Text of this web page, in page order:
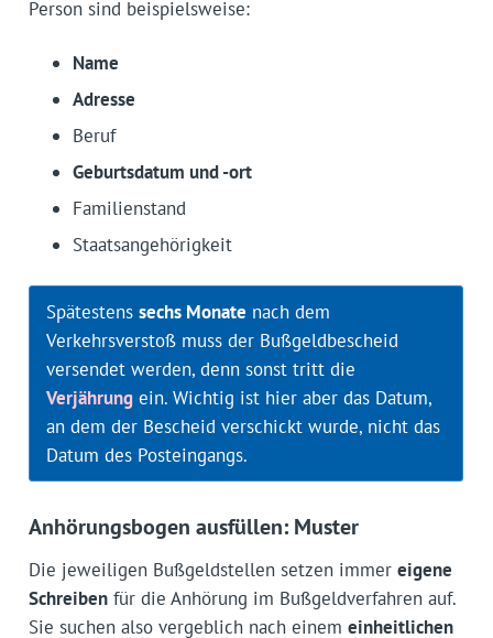
Person sind beispielsweise:
Name
Adresse
Beruf
Geburtsdatum und -ort
Familienstand
Staatsangehörigkeit
Spätestens sechs Monate nach dem
Verkehrsverstoß muss der Bußgeldbescheid
versendet werden, denn sonst tritt die
Verjährungein. Wichtig ist hier aber das Datum,
an dem der Bescheid verschickt wurde, nicht das
Datum des Posteingangs.
Anhörungsbogen ausfüllen: Muster
Die jeweiligen Bußgeldstellen setzen immer eigene
Schreibenfür die Anhörung im Bußgeldverfahren auf.
Sie suchen also vergeblich nach einem einheitlichen